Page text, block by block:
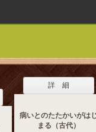
詳 細
病いとのたたかいがは
まる（古代）